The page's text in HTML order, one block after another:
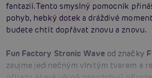
fantazií. Tento smyslný pomocník
pohyb, hebký dotek a dráždivé
budete chtít dopřávat znovu a znovu.
Fun Factory Stronic Wave od značky
zaujme jedinečným vlnitým tvarem a